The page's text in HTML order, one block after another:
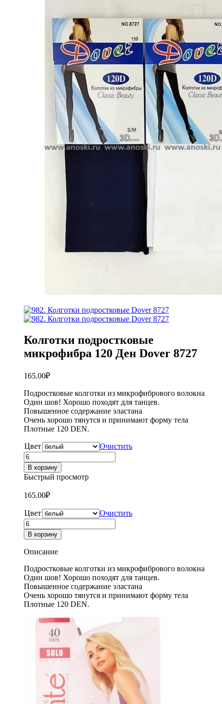
Колготки подростковые
микрофибра 120 Ден Dover 8727
165.00₽
Подростковые колготки из микрофибрового волокна
Один шов! Хорошо походят для танцев.
Повышенное содержание эластана
Очень хорошо тянутся и принимают форму тела
Плотные 120 DEN.
Цвет
Очистить
Количество
товара
Колготки
подростковые
микрофибра
120
Ден
Dover
8727
В корзину
Быстрый просмотр
165.00₽
Цвет
Очистить
Количество
товара
Колготки
подростковые
120
Ден
Dover
8727
В корзину
Описание
Подростковые колготки из микрофибрового волокна
Один шов! Хорошо походят для танцев.
Повышенное содержание эластана
Очень хорошо тянутся и принимают форму тела
Плотные 120 DEN.